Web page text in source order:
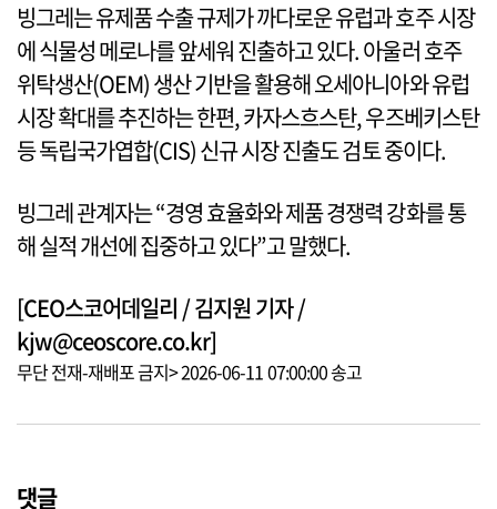
빙그레는 유제품 수출 규제가 까다로운 유럽과 호주 시장
에 식물성 메로나를 앞세워 진출하고 있다. 아울러 호주
위탁생산(OEM) 생산 기반을 활용해 오세아니아와 유럽
시장 확대를 추진하는 한편, 카자스흐스탄, 우즈베키스탄
등 독립국가엽합(CIS) 신규 시장 진출도 검토 중이다.
빙그레 관계자는 “경영 효율화와 제품 경쟁력 강화를 통
해 실적 개선에 집중하고 있다”고 말했다.
[CEO스코어데일리 / 김지원 기자 /
kjw@ceoscore.co.kr]
무단 전재-재배포 금지> 2026-06-11 07:00:00 송고
댓글